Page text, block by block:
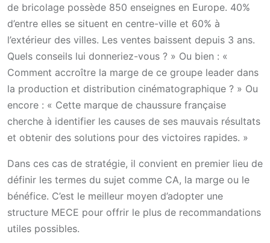
de bricolage possède 850 enseignes en Europe. 40%
d’entre elles se situent en centre-ville et 60% à
l’extérieur des villes. Les ventes baissent depuis 3 ans.
Quels conseils lui donneriez-vous ? » Ou bien : «
Comment accroître la marge de ce groupe leader dans
la production et distribution cinématographique ? » Ou
encore : « Cette marque de chaussure française
cherche à identifier les causes de ses mauvais résultats
et obtenir des solutions pour des victoires rapides. »
Dans ces cas de stratégie, il convient en premier lieu de
définir les termes du sujet comme CA, la marge ou le
bénéfice. C’est le meilleur moyen d’adopter une
structure MECE pour offrir le plus de recommandations
utiles possibles.